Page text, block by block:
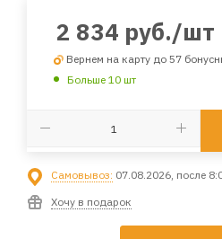
2 834 руб./шт
Вернем на карту до 57
Больше 10 шт
Самовывоз: 07.08.2026, после
Хочу в подарок